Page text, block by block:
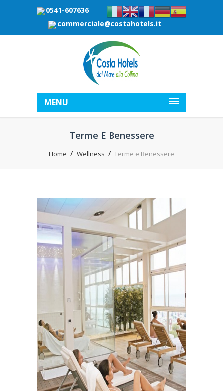
0541-607636
commerciale@costahotels.it
MENU
Terme E Benessere
Home Wellness Terme e Benessere